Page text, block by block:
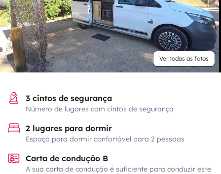
Ver todas as fotos
3 cintos de segurança
Número de lugares com cintos de segurança
2 lugares para dormir
Espaço para dormir confortável para 2 pessoas
Carta de condução B
A sua carta de condução é suficiente para conduzir este